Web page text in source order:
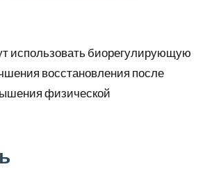
использовать биорегулирующую
восстановления после
физической